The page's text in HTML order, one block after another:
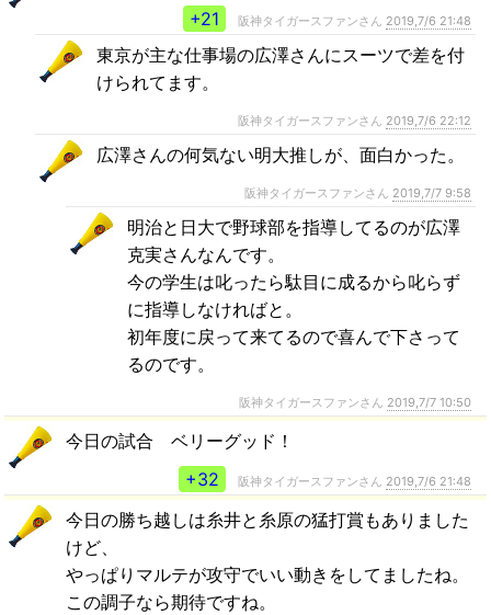
+21
阪神タイガースファンさん 2019,7/6 21:48
東京が主な仕事場の広澤さんにスーツで差を付
けられてます。
阪神タイガースファンさん 2019,7/6 22:12
広澤さんの何気ない明大推しが、面白かった。
阪神タイガースファンさん 2019,7/7 9:58
明治と日大で野球部を指導してるのが広澤
克実さんなんです。
今の学生は叱ったら駄目に成るから叱らず
に指導しなければと。
初年度に戻って来てるので喜んで下さって
るのです。
阪神タイガースファンさん 2019,7/7 10:50
今日の試合 ベリーグッド！
+32
阪神タイガースファンさん 2019,7/6 21:48
今日の勝ち越しは糸井と糸原の猛打賞もありました
けど、
やっぱりマルテが攻守でいい動きをしてましたね。
この調子なら期待ですね。